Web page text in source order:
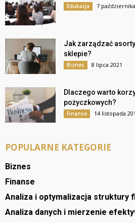
Edukacja 7
Jak zarządzać
sklepie?
Biznes 8 lipca 2021
Dlaczego warto
pożyczkowych?
Finanse 14 listopada
POPULARNE KATEGORIE
Biznes
Finanse
Analiza i optymalizacja struktury
Analiza danych i mierzenie